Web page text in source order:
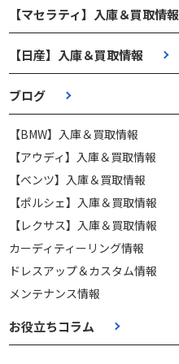
【マセラティ】入庫＆買取情報
【日産】入庫＆買取情報
ブログ
【BMW】入庫＆買取情報
【アウディ】入庫＆買取情報
【ベンツ】入庫＆買取情報
【ポルシェ】入庫＆買取情報
【レクサス】入庫＆買取情報
カーディティーリング情報
ドレスアップ＆カスタム情報
メンテナンス情報
お役立ちコラム